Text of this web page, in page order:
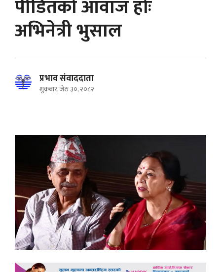
पीडितको आवाज होः
अभिनेत्री भुसाल
प्रभाव संवाददाता
शुक्रबार, जेठ ३०, २०८२